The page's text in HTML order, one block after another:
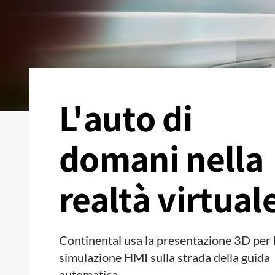
L'auto di
domani nella
realtà
Continental usa la presentazione 3D per
simulazione HMI sulla strada della guida